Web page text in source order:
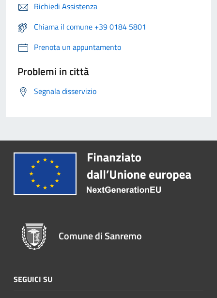
Richiedi Assistenza
Chiama il comune +39 0184 5801
Prenota un appuntamento
Problemi in città
Segnala disservizio
Comune di Sanremo
SEGUICI SU